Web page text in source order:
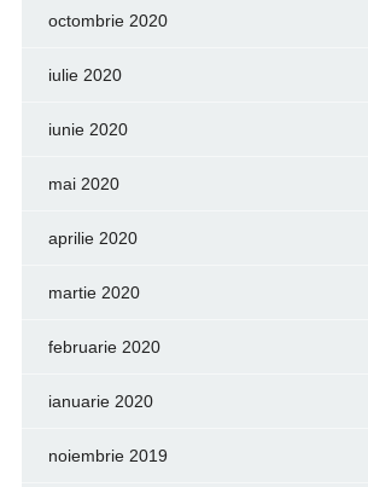
octombrie 2020
iulie 2020
iunie 2020
mai 2020
aprilie 2020
martie 2020
februarie 2020
ianuarie 2020
noiembrie 2019